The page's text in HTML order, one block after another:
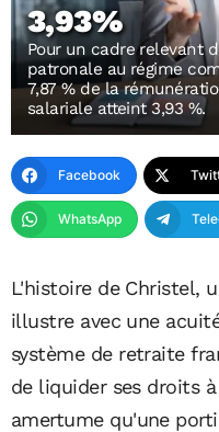
3,93%
Pour un cadre relevant
patronale au régime
7,87 % de la
salariale atteint 3,93 %.
Facebook
WhatsApp
L'histoire de Christel,
illustre avec une
système de retraite
de liquider ses droits
amertume qu'une